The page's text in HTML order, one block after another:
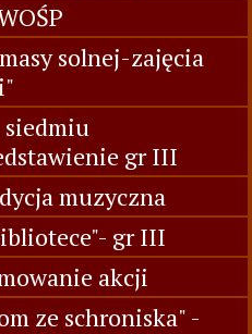
solnej-zajęcia
siedmiu
gr III
muzyczna
gr III
akcji
ze schroniska" -